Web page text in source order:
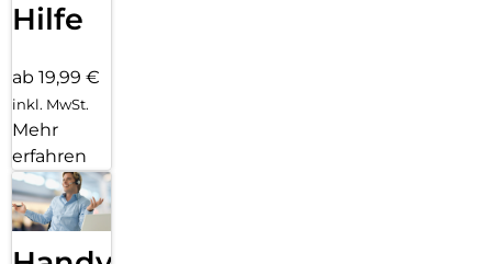
Hilfe
ab 19,99 €
inkl. MwSt.
Mehr
erfahren